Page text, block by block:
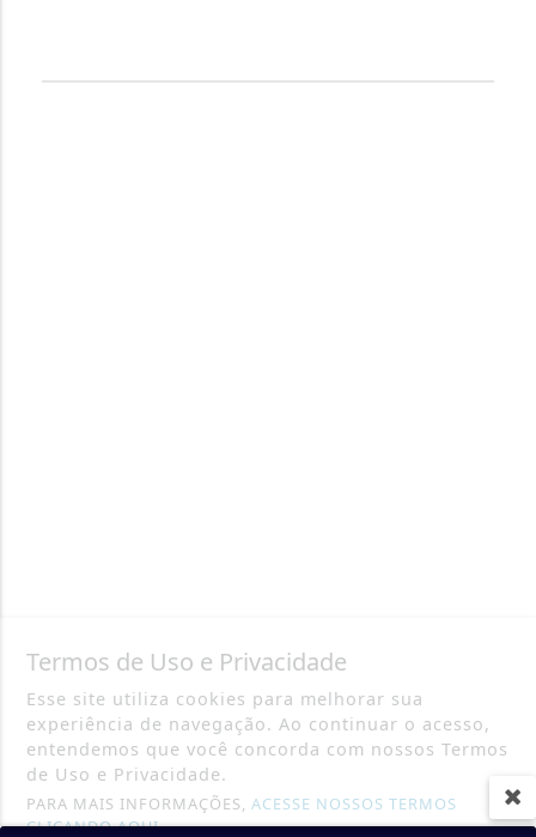
Termos de Uso e Privacidade
Esse site utiliza cookies para melhorar sua
experiência de navegação. Ao continuar o acesso,
entendemos que você concorda com nossos Termos
de Uso e Privacidade.
PARA MAIS INFORMAÇÕES,ACESSE NOSSOS TERMOS
CLICANDO AQUI